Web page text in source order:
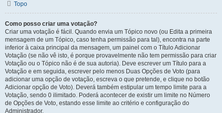
Topo
Como posso criar uma votação?
Criar uma votação é fácil. Quando envia um Tópico novo (ou Edita a primeira
mensagem de um Tópico, caso tenha permissão para tal), encontra na parte
inferior à caixa principal da mensagem, um painel com o Título Adicionar
Votação (se não vê isto, é porque provavelmente não tem permissão para criar
Votação ou o Tópico não é de sua autoria). Deve escrever um Título para a
Votação e em seguida, escrever pelo menos Duas Opções de Voto (para
adicionar uma opção de votação, escreva o que pretende, e clique no botão
Adicionar opção de Voto). Deverá também estipular um tempo limite para a
Votação, sendo 0 ilimitado. Poderá acontecer de existir um limite no Número
de Opções de Voto, estando esse limite ao critério e configuração do
Administrador.